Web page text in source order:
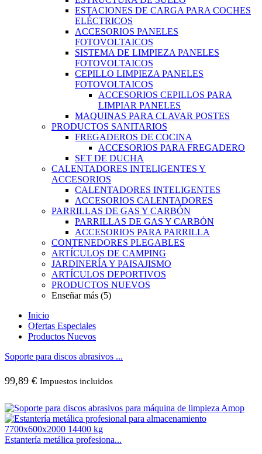
ESTACIONES DE CARGA PARA COCHES
ELÉCTRICOS
ACCESORIOS PANELES
FOTOVOLTAICOS
SISTEMA DE LIMPIEZA PANELES
FOTOVOLTAICOS
CEPILLO LIMPIEZA PANELES
FOTOVOLTAICOS
ACCESORIOS CEPILLOS PARA
LIMPIAR PANELES
MAQUINAS PARA CLAVAR POSTES
PRODUCTOS SANITARIOS
FREGADEROS DE COCINA
ACCESORIOS PARA FREGADERO
SET DE DUCHA
CALENTADORES INTELIGENTES Y
ACCESORIOS
CALENTADORES INTELIGENTES
ACCESORIOS CALENTADORES
PARRILLAS DE GAS Y CARBÓN
PARRILLAS DE GAS Y CARBÓN
ACCESORIOS PARA PARRILLA
CONTENEDORES PLEGABLES
ARTÍCULOS DE CAMPING
JARDINERÍA Y PAISAJISMO
ARTÍCULOS DEPORTIVOS
PRODUCTOS NUEVOS
Enseñar más (5)
Inicio
Ofertas Especiales
Productos Nuevos
Soporte para discos abrasivos ...
99,89 € Impuestos incluidos
Estantería metálica profesiona...